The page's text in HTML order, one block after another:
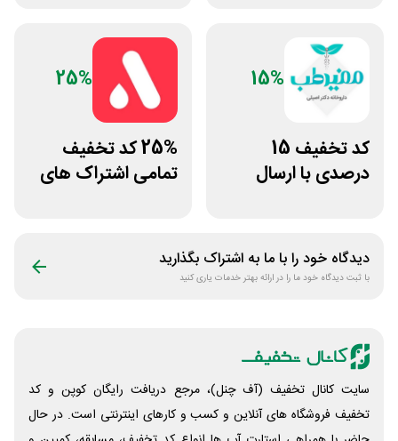
15%
کد تخفیف 15
درصدی با ارسال
25%
25% کد تخفیف
تمامی اشتراک های
دیدگاه خود را با ما به اشتراک بگذارید
با ثبت دیدگاه خود ما را در ارائه بهتر خدمات یاری کنید
سایت کانال تخفیف (آف چنل)، مرجع دریافت رایگان کوپن و کد
تخفیف فروشگاه های آنلاین و کسب و‌ کارهای اینترنتی است. در حال